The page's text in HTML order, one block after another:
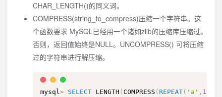
CHAR_LENGTH()的同义词。
COMPRESS(string_to_compress)压缩一个字符串。这
个函数要求 MySQL已经用一个诸如zlib的压缩库压缩过。
否则，返回值始终是NULL。UNCOMPRESS() 可将压缩
过的字符串进行解压缩。
mysql> SELECT LENGTH ( COMPRESS ( REPEAT ( 'a' , 1000